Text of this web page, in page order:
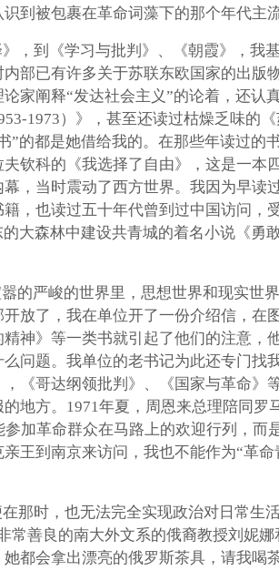
到被包裹在革命词藻下的那个年代主
，到《学习与批判》、《朝霞》，我
部已有许多关于苏联东欧国家的出版
家阐释“发达社会主义”的论着，还认
1973）》，甚至还读过枯燥乏味的
的都是她借给我的。在那些年读过的
钦科的《我选择了自由》，这是一
，当时震动了西方世界。我因为早读
，也读过五十年代曾到过中国访问，
大森林中建设共青城的着名小说《勇
的严峻的世界里，思想世界和现实世
放了，我在单位开了一份介绍信，在
神》等一类书就引起了他们的注意，
问题。我单位的老书记为此还专门找
《哥达纲领批判》、《国家与革命》
地方。1971年夏，周恩来总理陪同
加革命群众在马路上的欢迎行列，而
王到南京来访问，我也不能作为“革
那时，也无法完全实现政治对日常生
善良的南大外文系的俄裔教授刘妮
都会拿出漂亮的俄罗斯茶具，请我喝